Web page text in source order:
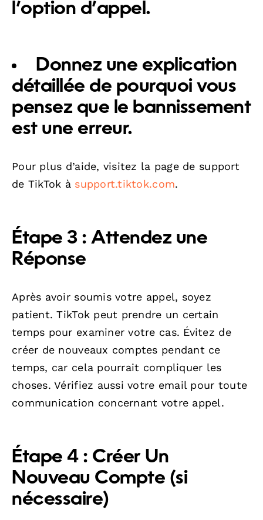
l’option d’appel.
Donnez une explication
détaillée de pourquoi vous
pensez que le bannissement
est une erreur.
Pour plus d’aide, visitez la page de support
de TikTok à support.tiktok.com.
Étape 3 : Attendez une
Réponse
Après avoir soumis votre appel, soyez
patient. TikTok peut prendre un certain
temps pour examiner votre cas. Évitez de
créer de nouveaux comptes pendant ce
temps, car cela pourrait compliquer les
choses. Vérifiez aussi votre email pour toute
communication concernant votre appel.
Étape 4 : Créer Un
Nouveau Compte (si
nécessaire)